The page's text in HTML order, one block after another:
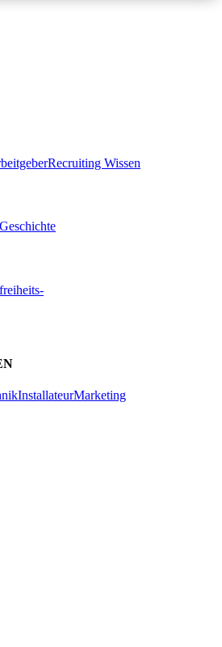
Recruiting Wissen
Geschichte
InstallateurMarketing